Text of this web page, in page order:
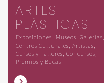
ARTES
PLÁSTICAS
Exposiciones, Museos, Galerías,
Centros Culturales, Artistas,
Cursos y Talleres, Concursos,
Premios y Becas